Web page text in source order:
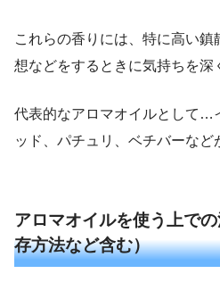
これらの香りには、特に高い
想などをするときに気持ちを深
代表的なアロマオイルとして…
ッド、パチュリ、ベチバーなど
アロマオイルを使う上で
存方法など含む）